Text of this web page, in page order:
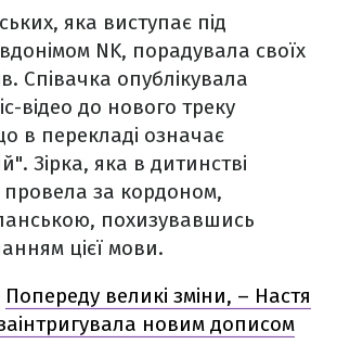
яка виступає під
NK, порадувала своїх
Співачка опублікувала
відео до нового треку
в перекладі означає
Зірка, яка в дитинстві
за кордоном,
похизувавшись
цієї мови.
Попереду великі зміни, – Настя
новим дописом